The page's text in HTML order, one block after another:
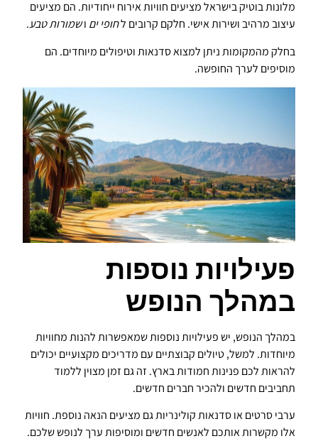
מלונות בוטיק בישראל מציעים חוויות אירוח ייחודיות. הם מציעים
עיצוב מרהיב ושירות אישי. חלקם קרובים לחופי ים ושמורות טבע.
בחלק מהמקומות ניתן למצוא סדנאות וטיפולים מיוחדים. הם
מוסיפים לערך החופשה.
פעילויות נוספות
במהלך הנופש
במהלך הנופש, יש פעילויות נוספות שמאפשרות להנות מחוויות
מיוחדות. למשל, טיולים קבוצתיים עם מדריכים מקצועיים יכולים
להראות לכם פנינות חמודות בארץ. זה גם זמן מצוין ללמוד
תחביבים חדשים ולהכיר חברים חדשים.
ערבי סרטים או סדנאות קולינריות גם מציעים הנאה נוספת. חוויות
אלו מקשרות אותכם לאנשים חדשים ומוסיפות ערך לנופש שלכם.